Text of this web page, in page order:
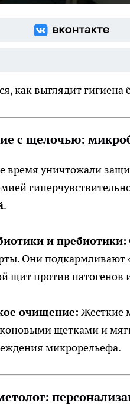
как выглядит гигиена
с щелочью:
время уничтожали
.
и пребиотики:
Они подкармливают
щит против патогенов
очищение: Жесткие
щетками и
микрорельефа.